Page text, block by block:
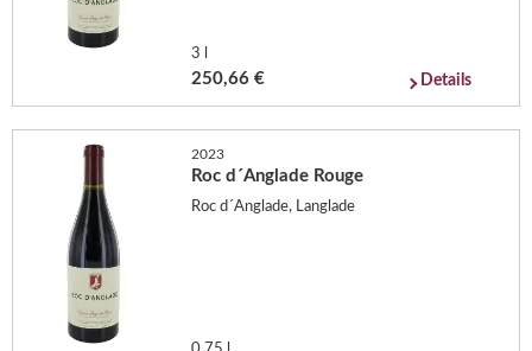
3 l
250,66 € Details
2023
Roc d´Anglade Rouge
Roc d´Anglade, Langlade